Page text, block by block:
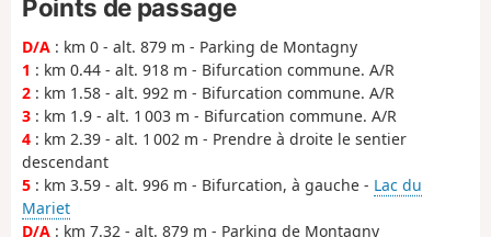
Points de passage
D/A : km 0 - alt. 879 m - Parking de Montagny
1 : km 0.44 - alt. 918 m - Bifurcation commune. A/R
2 : km 1.58 - alt. 992 m - Bifurcation commune. A/R
3 : km 1.9 - alt. 1 003 m - Bifurcation commune. A/R
4 : km 2.39 - alt. 1 002 m - Prendre à droite le sentier
descendant
5 : km 3.59 - alt. 996 m - Bifurcation, à gauche - Lac du
Mariet
D/A : km 7.32 - alt. 879 m - Parking de Montagny